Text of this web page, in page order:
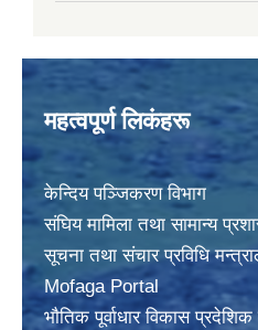
महत्वपूर्ण लिकंहरू
केन्दिय पञ्जिकरण विभाग
संघिय मामिला तथा सामान्य
सूचना तथा संचार प्रविधि
Mofaga Portal
भाैतिक पूर्वाधार विकास